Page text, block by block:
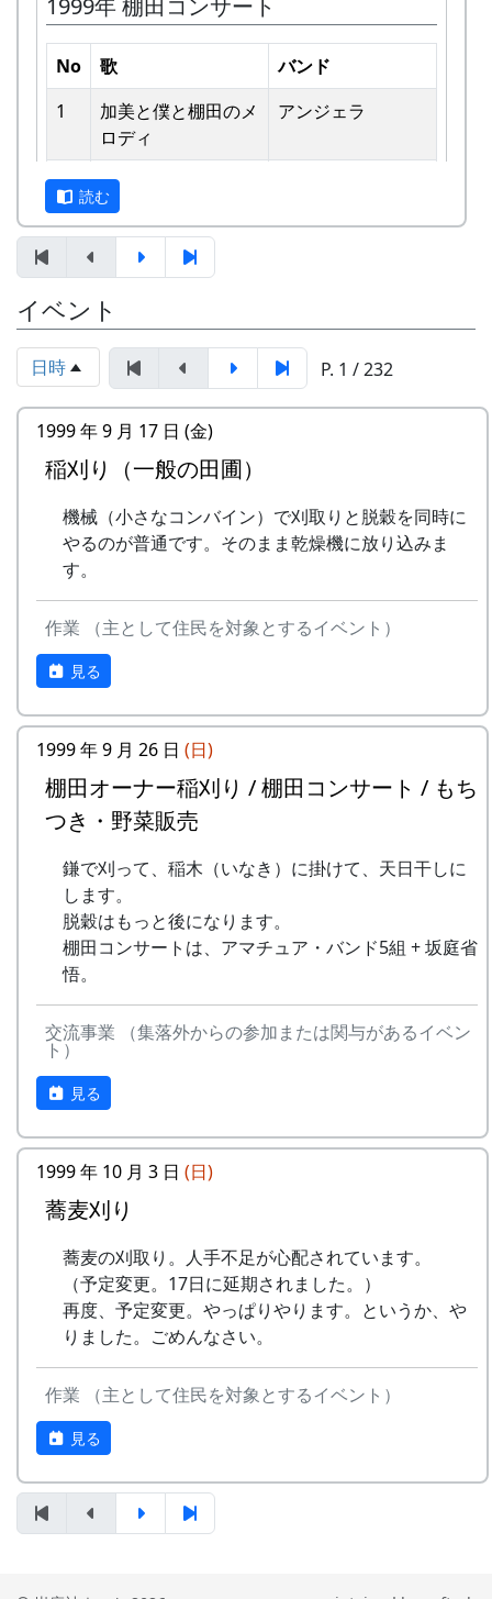
た。
田んぼの真ん中で山積みの卵の箱を受け取り、バ
ンドメンバーで分けて持って帰ろうとしてたら、
他のバンドに目茶苦茶うらやましがられたのを覚
えています。
しばらくメンバーのお家では、おいしい“たまご
かけごはん”や“卵料理”を味わうことができ、「音
楽やっててよかったなあ」と思った瞬間でした
～。 (ポン四郎）
棚田のイネに
里山の自然と暮らしを守ろうと、全国に棚田オー
ある都会の若者が、棚田で田植えをして地元の人
に管理してもらい、収穫を楽しみに１年を過ごす
姿を想像して詩を書きました。
相棒の“うらめしあ”が曲をつけてくれて、兵庫県
のとある棚田コンサート（収穫日に田んぼでライ
ブする企画）でみんなで歌った思い出の楽曲で
す。（ポン四郎）
水と太陽の国で
稲刈りの日、田んぼでオリジナル曲を披露・演奏
する棚田コンサート。
夏のイメージを色濃く出した曲です。
水田に降り注ぐ“雨”と“太陽の光”が、私達の命を
支えているのだと実感させられた「里山のよきイ
収穫祭にて
予告編
「この村に、喰われる」、「この村を、喰ってや
る」って、いやいやいや、岩座神はそんな村じゃ
ありませんよ。
1999年 棚田コンサート
No 歌
バンド
1
加美と僕と棚⽥のメ
ロディ
アンジェラ
2 歌おうみんなで
ワンス・アンド・フ
ォーエバー
4 僕の中のふるさと
H CORPORATION
II
棚⽥のイネに
メシアとポン四郎
6
ふるさと加美の⾥へ
7
棚⽥の⾵
アンジェラ
9
⻩⾦の海
アンジェラ
10
11
帰郷〜2000〜9⽉吉
⽇
三畳⼀間
12 帰郷
なでしこ
13
僕は棚⽥の中にいる
14
静かに時は…
H CORPORATION
15
⽔と太陽の国で
メシアとポン四郎
バンド
17
棚⽥のステージへ アンジェラ
2000年 加美町〜棚⽥の秋〜 穫れたての
⾥へ
ド
2
加美の⾥か
ら'98
パルス
3 永遠の⾥
すぱ
4
棚⽥の⾵
うた
6 あしたは帰ろう
読む
イベント
日時 P. 1 / 232
1999 年 9 月 17 日 (金)
稲刈り（一般の田圃）
機械（小さなコンバイン）で刈取りと脱穀を同時に
やるのが普通です。そのまま乾燥機に放り込みま
す。
作業 （主として住民を対象とするイベント）
見る
1999 年 9 月 26 日 (日)
棚田オーナー稲刈り / 棚田コンサート / もち
つき・野菜販売
鎌で刈って、稲木（いなき）に掛けて、天日干しに
します。
脱穀はもっと後になります。
棚田コンサートは、アマチュア・バンド5組 + 坂庭省
悟。
交流事業 （集落外からの参加または関与があるイベン
ト）
見る
1999 年 10 月 3 日 (日)
蕎麦刈り
蕎麦の刈取り。人手不足が心配されています。
（予定変更。17日に延期されました。）
再度、予定変更。やっぱりやります。というか、や
りました。ごめんなさい。
作業 （主として住民を対象とするイベント）
見る